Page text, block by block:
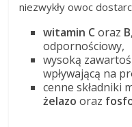
niezwykły owoc
witamin Coraz B
odpornościowy,
wysoką
wpływającą na
cenne składniki
żelazo oraz